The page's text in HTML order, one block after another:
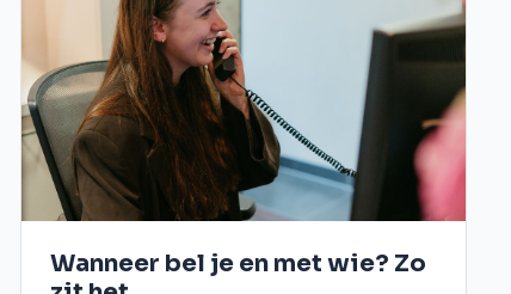
Wanneer bel je en met wie? Zo